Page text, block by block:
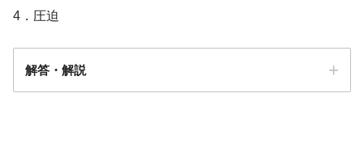
4．圧迫
解答・解説